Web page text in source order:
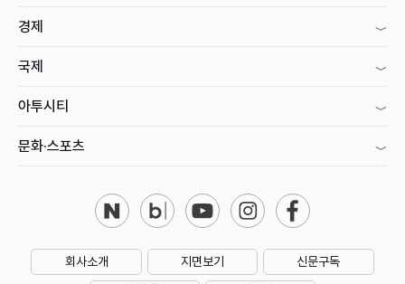
경제
국제
아투시티
문화·스포츠
회사소개 지면보기 신문구독